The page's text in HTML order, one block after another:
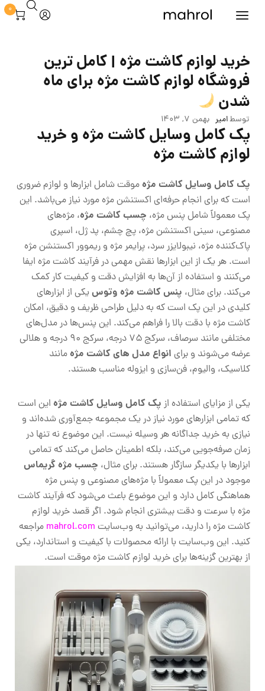
0
خرید لوازم کاشت مژه | کامل ترین
فروشگاه لوازم کاشت مژه برای ماه
شدن
توسطامیر بهمن 7, 1403
پک کامل وسایل کاشت مژه و خرید
لوازم کاشت مژه
پک کامل وسایل کاشت مژهموقت شامل ابزارها و لوازم ضروری
است که برای انجام حرفه‌ای اکستنشن مژه مورد نیاز می‌باشد. این
پک معمولاً شامل پنس مژه، چسب کاشت مژه، مژه‌های
مصنوعی، سینی اکستنشن مژه، پچ چشم، پد ژل، اسپری
پاک‌کننده مژه، نیبولایزر سرد، پرایمر مژه و ریموور اکستنشن مژه
است. هر یک از این ابزارها نقش مهمی در فرآیند کاشت مژه ایفا
می‌کنند و استفاده از آن‌ها به افزایش دقت و کیفیت کار کمک
می‌کند. برای مثال، پنس کاشت مژه وتوسیکی از ابزارهای
کلیدی در این پک است که به دلیل طراحی ظریف و دقیق، امکان
کاشت مژه با دقت بالا را فراهم می‌کند. این پنس‌ها در مدل‌های
مختلفی مانند سرصاف، سرکج ۷۵ درجه، سرکج ۹۰ درجه و هلالی
عرضه می‌شوند و برای انواع مدل های کاشت مژهمانند
کلاسیک، والیوم، فن‌سازی و ایزوله مناسب هستند.
یکی از مزایای استفاده از پک کامل وسایل کاشت مژه این است
که تمامی ابزارهای مورد نیاز در یک مجموعه جمع‌آوری شده‌اند و
نیازی به خرید جداگانه هر وسیله نیست. این موضوع نه تنها در
زمان صرفه‌جویی می‌کند، بلکه اطمینان حاصل می‌کند که تمامی
ابزارها با یکدیگر سازگار هستند. برای مثال، چسب مژه گریماس
موجود در این پک معمولاً با مژه‌های مصنوعی و پنس مژه
هماهنگی کامل دارد و این موضوع باعث می‌شود که فرآیند کاشت
مژه با سرعت و دقت بیشتری انجام شود. اگر قصد خرید لوازم
کاشت مژه را دارید، می‌توانید به وب‌سایت mahrol.com مراجعه
کنید. این وب‌سایت با ارائه محصولات با کیفیت و استاندارد، یکی
از بهترین گزینه‌ها برای خرید لوازم کاشت مژه موقت است.